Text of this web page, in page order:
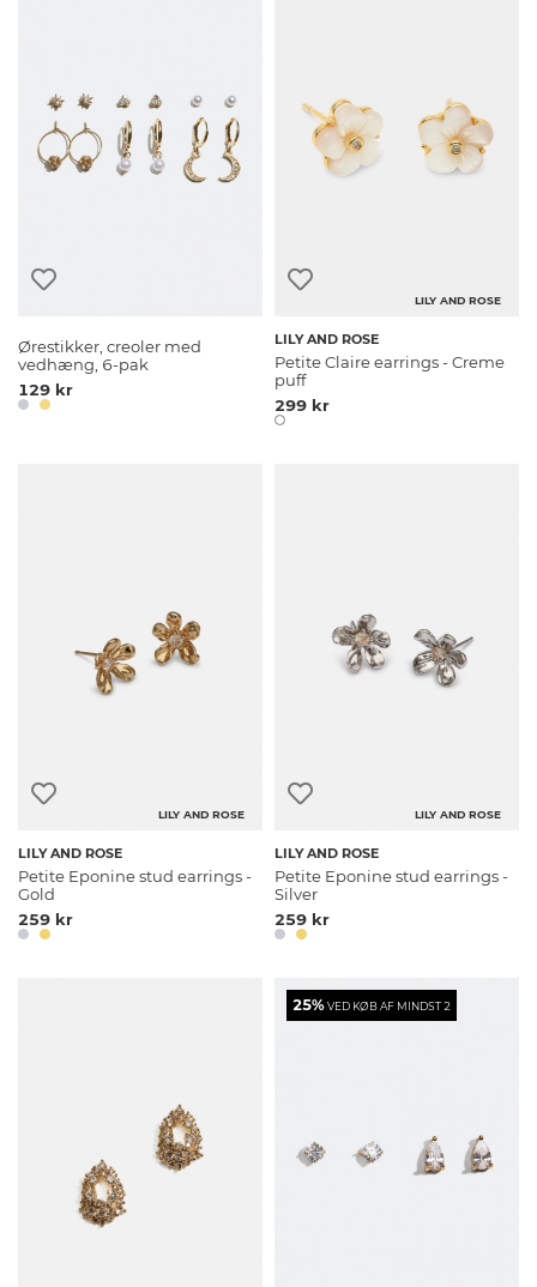
Ørestikker, creoler med
vedhæng, 6-pak
129 kr
LILY AND ROSE
LILY AND ROSE
Petite Claire earrings - Creme
puff
299 kr
LILY AND ROSE
LILY AND ROSE
Petite Eponine stud earrings -
Gold
259 kr
LILY AND ROSE
LILY AND ROSE
Petite Eponine stud earrings -
Silver
259 kr
25%VED KØB AF MINDST 2